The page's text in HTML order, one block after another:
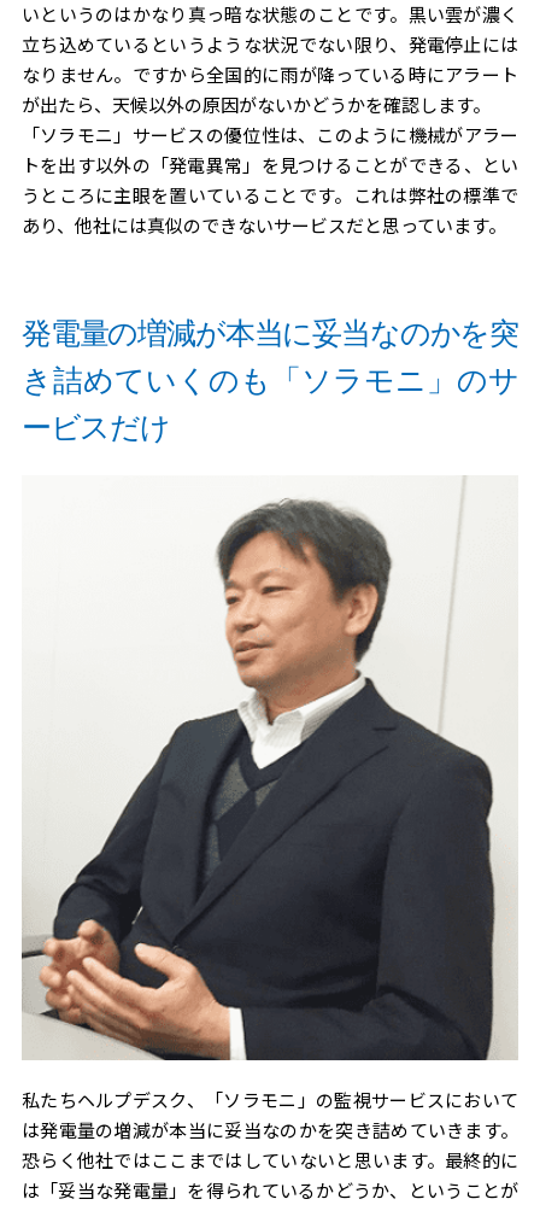
いというのはかなり真っ暗な状態のことです。黒い雲が濃く
立ち込めているというような状況でない限り、発電停止には
なりません。ですから全国的に雨が降っている時にアラート
が出たら、天候以外の原因がないかどうかを確認します。
「ソラモニ」サービスの優位性は、このように機械がアラー
トを出す以外の「発電異常」を見つけることができる、とい
うところに主眼を置いていることです。これは弊社の標準で
あり、他社には真似のできないサービスだと思っています。
発電量の増減が本当に妥当なのかを突
き詰めていくのも「ソラモニ」のサ
ービスだけ
私たちヘルプデスク、「ソラモニ」の監視サービスにおいて
は発電量の増減が本当に妥当なのかを突き詰めていきます。
恐らく他社ではここまではしていないと思います。最終的に
は「妥当な発電量」を得られているかどうか、ということが